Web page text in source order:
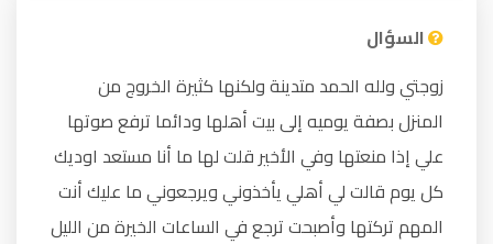
السؤال
زوجتي ولله الحمد متدينة ولكنها كثيرة الخروج من
المنزل بصفة يوميه إلى بيت أهلها ودائما ترفع صوتها
علي إذا منعتها وفي الأخير قلت لها ما أنا مستعد اوديك
كل يوم قالت لي أهلي يأخذوني ويرجعوني ما عليك أنت
المهم تركتها وأصبحت ترجع في الساعات الخيرة من الليل